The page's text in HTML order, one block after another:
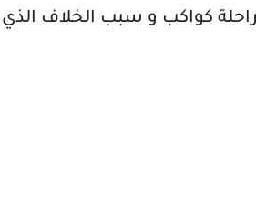
كواكب و سبب الخلاف